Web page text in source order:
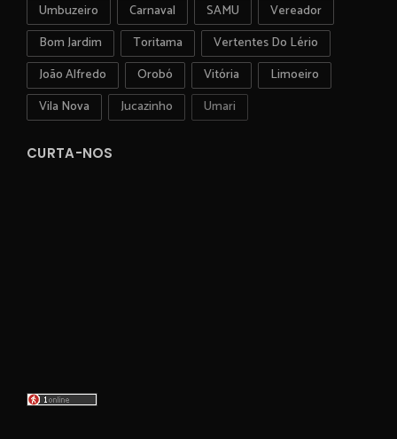
Umbuzeiro
Carnaval SAMU
Vereador
Bom Jardim
Toritama
Vertentes Do Lério
João Alfredo
Orobó Vitória
Limoeiro
Vila Nova
Jucazinho Umari
CURTA-NOS